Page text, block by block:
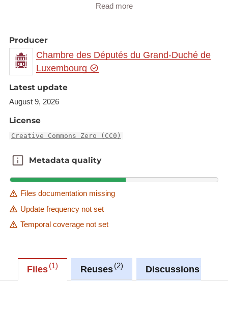
Le type du groupe / parti
(pph_date_naissance)
L’adresse (address)
Le téléphone fixe (phone_ext)
Le téléphone portable (phone_mobile)
L’adresse e-mail (email)
(derniere_circonscription)
Read more
Producer
Chambre des Députés du Grand-Duché de
Luxembourg
Latest update
August 9, 2026
License
Creative Commons Zero (CC0)
Metadata quality
Metadata quality
Files documentation missing
Update frequency not set
Temporal coverage not set
Files 1 Reuses 2 Discussions